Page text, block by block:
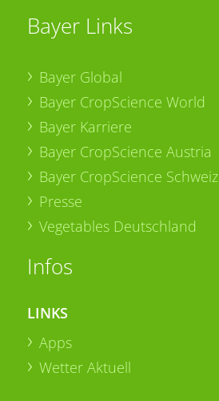
Bayer Links
Bayer Global
Bayer CropScience World
Bayer Karriere
Bayer CropScience Austria
Bayer CropScience Schweiz
Presse
Vegetables Deutschland
Infos
LINKS
Apps
Wetter Aktuell